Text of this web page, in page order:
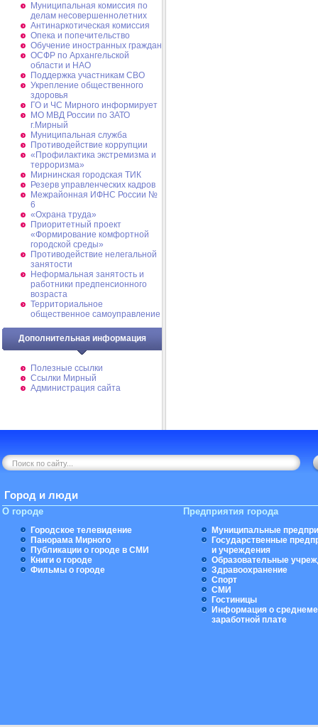
Муниципальная комиссия по
делам несовершеннолетних
Антинаркотическая комиссия
Опека и попечительство
Обучение иностранных граждан
ОСФР по Архангельской
области и НАО
Поддержка участникам СВО
Укрепление общественного
здоровья
ГО и ЧС Мирного информирует
МО МВД России по ЗАТО
г.Мирный
Муниципальная cлужба
Противодействие коррупции
«Профилактика экстремизма и
терроризма»
Мирнинская городская ТИК
Резерв управленческих кадров
Межрайонная ИФНС России №
6
«Охрана труда»
Приоритетный проект
«Формирование комфортной
городской среды»
Противодействие нелегальной
занятости
Неформальная занятость и
работники предпенсионного
возраста
Территориальное
общественное самоуправление
Дополнительная информация
Полезные ссылки
Ссылки Мирный
Администрация сайта
Город и люди
О городе
Городское телевидение
Панорама Мирного
Публикации о городе в СМИ
Книги о городе
Фильмы о городе
Предприятия города
Муниципальные
Государственные
и учреждения
Образовательные
Здравоохранение
Спорт
СМИ
Гостиницы
Информация о
заработной плате